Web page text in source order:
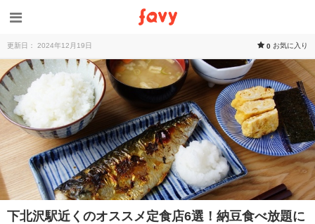
更新日： 2024年12月19日 0 お気に入り
下北沢駅近くのオススメ定食店6選！納豆食べ放題に